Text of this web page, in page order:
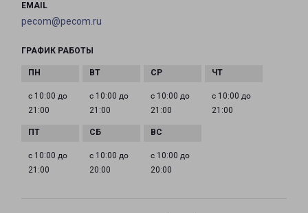
EMAIL
pecom@pecom.ru
ГРАФИК РАБОТЫ
с 10:00 до
21:00
с 10:00 до
21:00
с 10:00 до
21:00
с 10:00 до
21:00
с 10:00 до
21:00
с 10:00 до
20:00
с 10:00 до
20:00